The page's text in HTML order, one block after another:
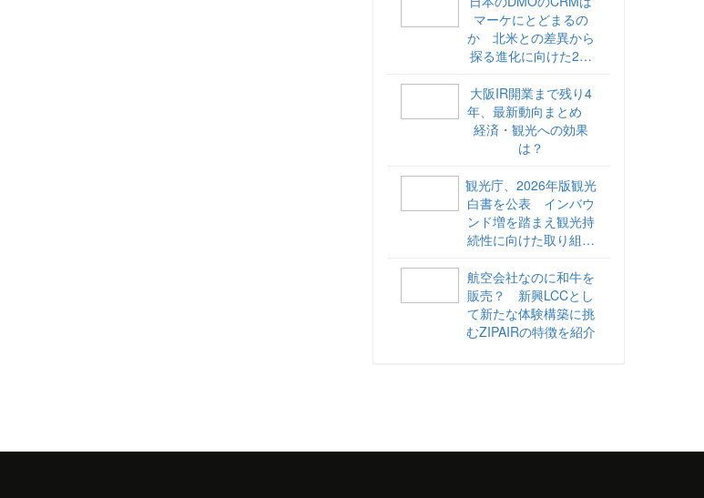
マーケにとどまるの
か 北米との差異から
探る進化に向けた2ス
海外DMOのリアル
vol.6】
大阪IR開業まで残り4
年、最新動向まとめ
経済・観光への効果
は？
観光庁、2026年版観光
白書を公表 インバウ
ンド増を踏まえ観光持
続性に向けた取り組み
航空会社なのに和牛を
販売？ 新興LCCとし
て新たな体験構築に挑
むZIPAIRの特徴を紹介